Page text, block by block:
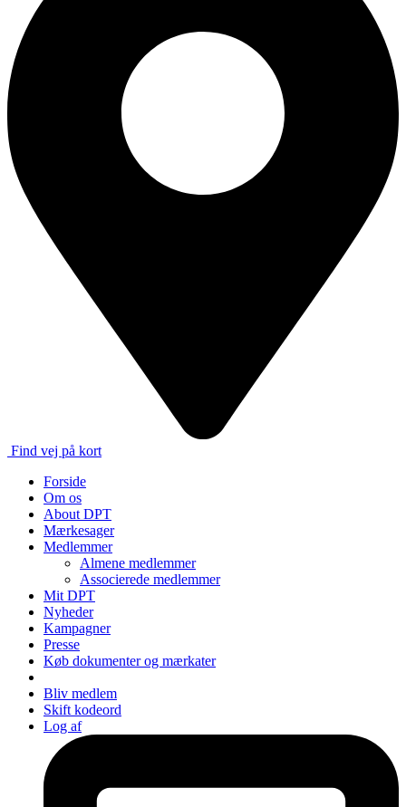
Find vej på kort
Forside
Om os
About DPT
Mærkesager
Medlemmer
Almene medlemmer
Associerede medlemmer
Mit DPT
Nyheder
Kampagner
Presse
Køb dokumenter og mærkater
Bliv medlem
Skift kodeord
Log af